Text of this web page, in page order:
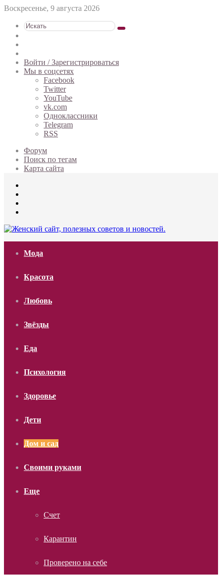
Воскресенье, 9 августа 2026
Искать
статья
Войти / Зарегистрироваться
Мы в соцсетях
Facebook
Twitter
YouTube
vk.com
Одноклассники
Telegram
RSS
Форум
Поиск по тегам
Карта сайта
Мода
Красота
Любовь
Звёзды
Еда
Психология
Здоровье
Дети
Дом и сад
Своими руками
Еще
Счет
Карантин
Проверено на себе